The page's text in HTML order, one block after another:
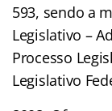
593, sendo a
Legislativo –
Processo
Legislativo